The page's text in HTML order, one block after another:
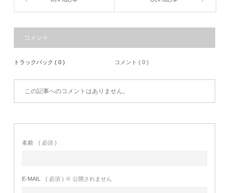
コメント
トラックバック ( 0 ) コメント ( 0 )
この記事へのコメントはありません。
名前 ( 必須 )
E-MAIL ( 必須 ) ※ 公開されません